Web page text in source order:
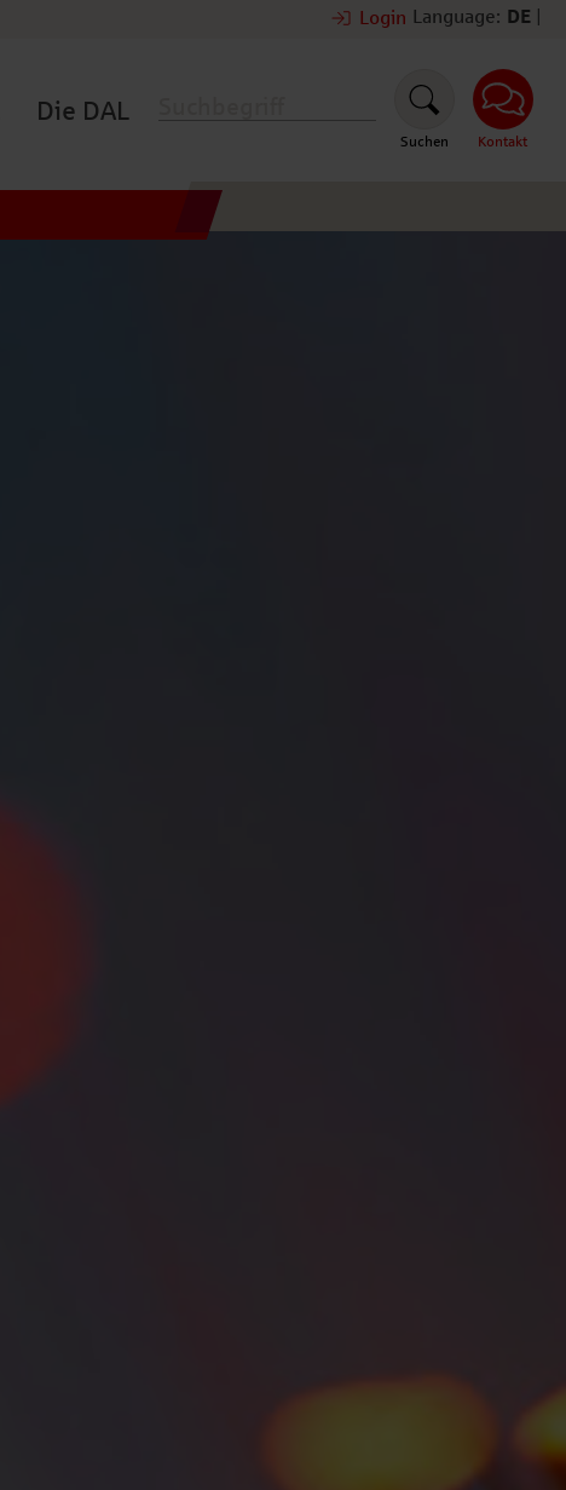
Language: DE
Login
Die DAL
Kontakt
Suchen